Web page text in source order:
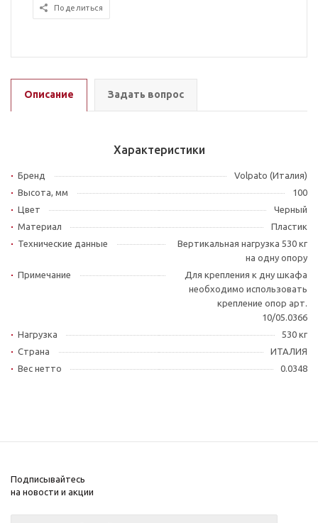
Поделиться
Описание Задать вопрос
Характеристики
Бренд
Volpato (Италия)
Высота, мм
100
Цвет
Черный
Материал
Пластик
Технические данные
Вертикальная нагрузка 530 кг
на одну опору
Примечание
Для крепления к дну шкафа
необходимо использовать
крепление опор арт.
10/05.0366
Нагрузка
530 кг
Страна
ИТАЛИЯ
Вес нетто
0.0348
Подписывайтесь
на новости и акции